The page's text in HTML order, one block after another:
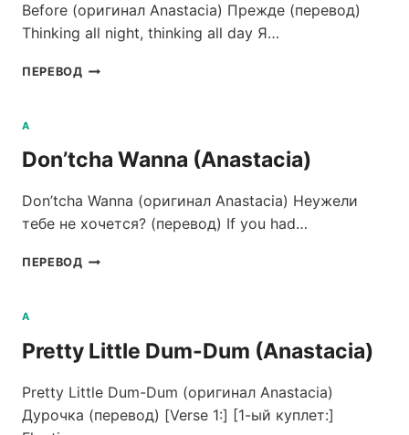
Before (оригинал Anastacia) Прежде (перевод)
Thinking all night, thinking all day Я…
ПЕРЕВОД BEFORE
A
Don’tcha Wanna (Anastacia)
Don’tcha Wanna (оригинал Anastacia) Неужели
тебе не хочется? (перевод) If you had…
ПЕРЕВОД DON’TCHA
A
Pretty Little Dum-Dum (Anastacia)
Pretty Little Dum-Dum (оригинал Anastacia)
Дурочка (перевод) [Verse 1:] [1-ый куплет:]